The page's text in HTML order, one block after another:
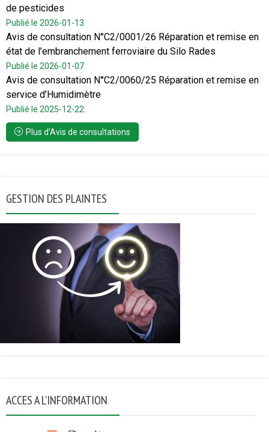
de pesticides
Publié le 2026-01-13
Avis de consultation N°C2/0001/26 Réparation et remise en
état de l’embranchement ferroviaire du Silo Rades
Publié le 2026-01-07
Avis de consultation N°C2/0060/25 Réparation et remise en
service d’Humidimètre
Publié le 2025-12-22
Plus d’Avis de consultations
GESTION DES PLAINTES
ACCES A L’INFORMATION